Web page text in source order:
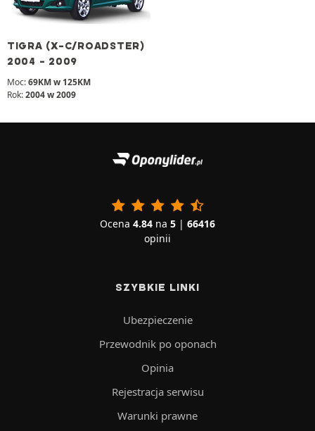
TIGRA (X-C/ROADSTER)
2004 - 2009
Moc:69KM w 125KM
Rok:2004 w 2009
Ocena 4.84 na 5 | 66416
opinii
SZYBKIE LINKI
Ubezpieczenie
Przewodnik po oponach
Opinia
Rejestracja serwisu
Warunki prawne